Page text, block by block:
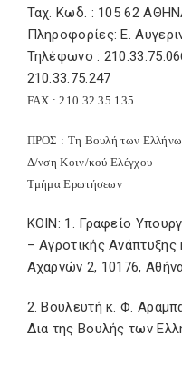
Ταχ. Κωδ. : 105 62
Πληροφορίες: Ε.
Τηλέφωνο :
210.33.75.247
FAX : 210.32.35.135
ΠΡΟΣ : Τη Βουλή των
Δ/νση Κοιν/κού Ελέγχου
Τμήμα Ερωτήσεων
ΚΟΙΝ: 1. Γραφείο
– Αγροτικής
Αχαρνών 2, 10176,
2. Βουλευτή κ. Φ.
Δια της Βουλής των